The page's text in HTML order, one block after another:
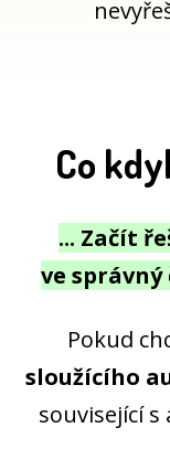
Co
... Začít
ve správný
Pokud
sloužícího
související